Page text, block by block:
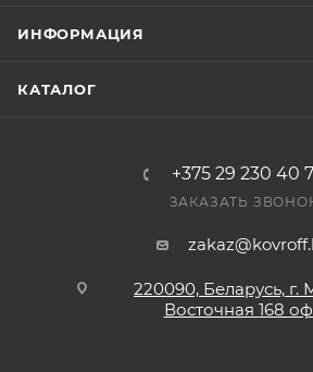
ИНФОРМАЦИЯ
КАТАЛОГ
+375 29 230 40
ЗАКАЗАТЬ
220090, Беларусь, г.
Восточная 168